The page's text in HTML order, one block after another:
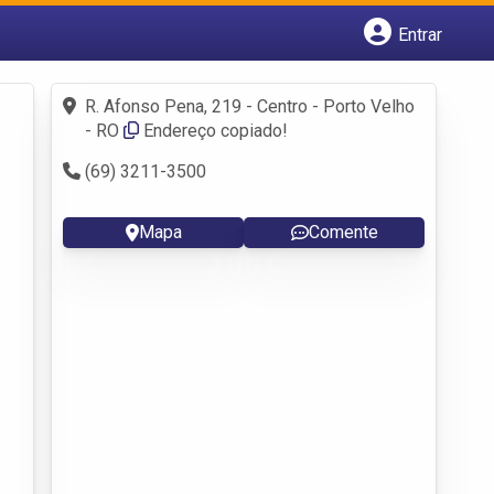
Entrar
Fazer login
Criar conta
R. Afonso Pena, 219 - Centro - Porto Velho
- RO
Endereço copiado!
(69) 3211-3500
Mapa Comente